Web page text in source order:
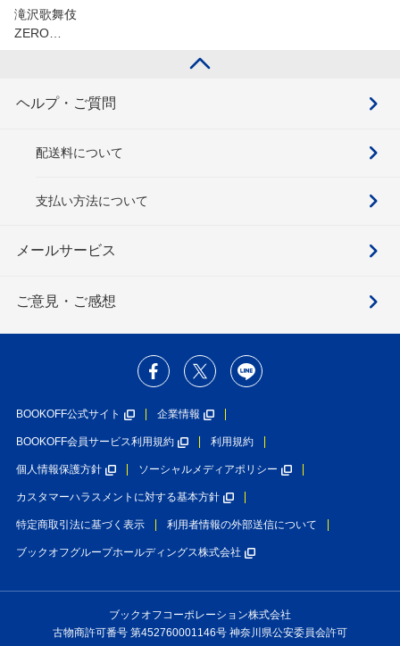
滝沢歌舞伎
ZERO…
ヘルプ・ご質問
配送料について
支払い方法について
メールサービス
ご意見・ご感想
BOOKOFF公式サイト 企業情報
BOOKOFF会員サービス利用規約 利用規約
個人情報保護方針 ソーシャルメディアポリシー
カスタマーハラスメントに対する基本方針
特定商取引法に基づく表示 利用者情報の外部送信について
ブックオフグループホールディングス株式会社
ブックオフコーポレーション株式会社
古物商許可番号 第452760001146号 神奈川県公安委員会許可